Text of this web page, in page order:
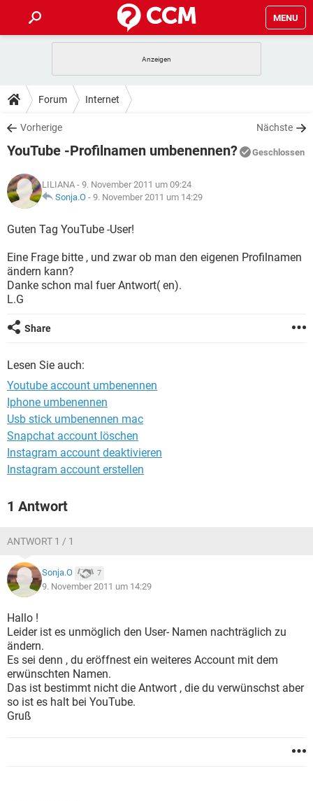
MENU
ANDROID
WINDOWS 10
WHATSAPP TIKTOK
FACEBOOK
TIPPS & TRICKS
SPIELE
WHATSAPP TIKTOK
FACEBOOK
DOWNLOADS
SPIELE STREAMING
ANDROID
WINDOWS 10 INSTAGRAM
WHATSAPP
SPIELE STREAMING
ANDROID
WINDOWS 10
WHATSAPP TIKTOK
FACEBOOK HARDWARE
LEXIKON
SPIELE
WINDOWS 10
WHATSAPP TIKTOK
FACEBOOK
Forum Internet
Vorherige Nächste
YouTube -Profilnamen umbenennen? Geschlossen
LILIANA - 9. November 2011 um 09:24
Sonja.O - 9. November 2011 um 14:29
Guten Tag YouTube -User!
Eine Frage bitte , und zwar ob man den eigenen Profilnamen
ändern kann?
Danke schon mal fuer Antwort( en).
L.G
Share
Lesen Sie auch:
Youtube account umbenennen
Iphone umbenennen
Usb stick umbenennen mac
Snapchat account löschen
Instagram account deaktivieren
Instagram account erstellen
1 Antwort
ANTWORT 1 / 1
Sonja.O 7
9. November 2011 um 14:29
Hallo !
Leider ist es unmöglich den User- Namen nachträglich zu
ändern.
Es sei denn , du eröffnest ein weiteres Account mit dem
erwünschten Namen.
Das ist bestimmt nicht die Antwort , die du verwünschst aber
so ist es halt bei YouTube.
Gruß